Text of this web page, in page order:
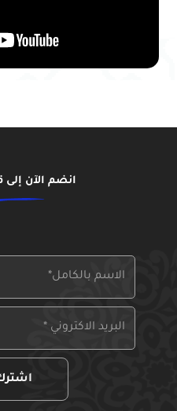
انضم الآن إلى